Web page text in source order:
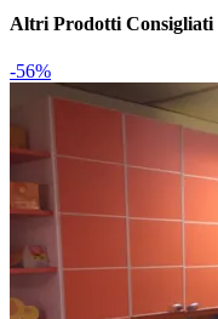
Altri Prodotti Consigliati
-56%